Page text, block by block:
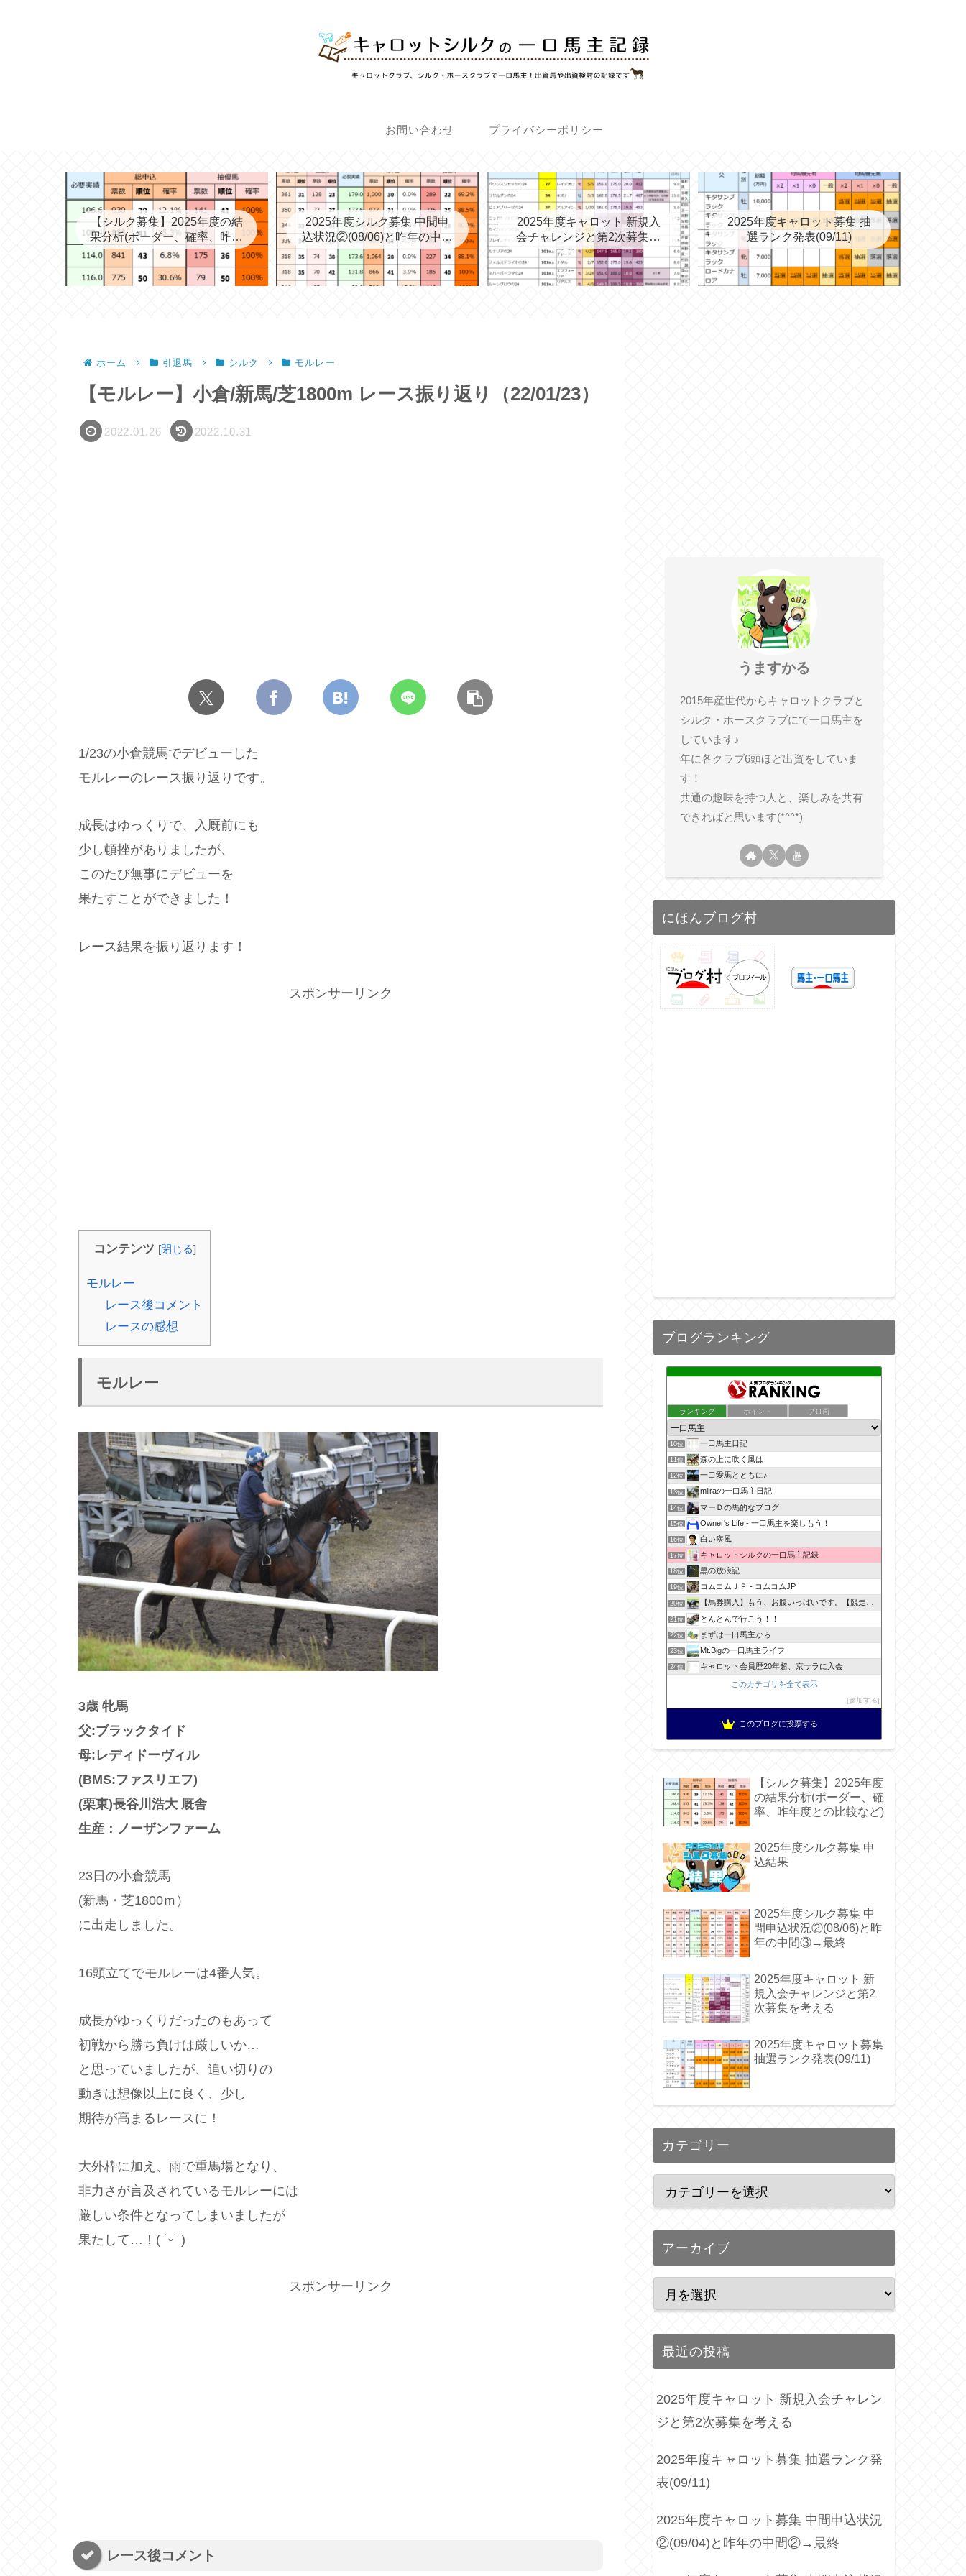
お問い合わせ プライバシーポリシー
【シルク募集】2025年度の結
果分析(ボーダー、確率、昨年
度との比較など)
2025年度シルク募集 中間申
込状況②(08/06)と昨年の中間
③→最終
2025年度キャロット 新規入
会チャレンジと第2次募集を
考える
2025年度キャロット募集 抽
選ランク発表(09/11)
ホーム 引退馬 シルク モルレー
【モルレー】小倉/新馬/芝1800m レース振り返り（22/01/23）
2022.01.26 2022.10.31
1/23の小倉競馬でデビューした
モルレーのレース振り返りです。
成長はゆっくりで、入厩前にも
少し頓挫がありましたが、
このたび無事にデビューを
果たすことができました！
レース結果を振り返ります！
スポンサーリンク
コンテンツ [閉じる]
モルレー
レース後コメント
レースの感想
モルレー
3歳 牝馬
父:ブラックタイド
母:レディドーヴィル
(BMS:ファスリエフ)
(栗東)長谷川浩大 厩舎
生産：ノーザンファーム
23日の小倉競馬
(新馬・芝1800ｍ）
に出走しました。
16頭立てでモルレーは4番人気。
成長がゆっくりだったのもあって
初戦から勝ち負けは厳しいか…
と思っていましたが、追い切りの
動きは想像以上に良く、少し
期待が高まるレースに！
大外枠に加え、雨で重馬場となり、
非力さが言及されているモルレーには
厳しい条件となってしまいましたが
果たして…！( ˙ᵕ​˙ )
スポンサーリンク
レース後コメント
うますかる
2015年産世代からキャロットクラブと
シルク・ホースクラブにて一口馬主を
しています♪
年に各クラブ6頭ほど出資をしていま
す！
共通の趣味を持つ人と、楽しみを共有
できればと思います(*^^*)
にほんブログ村
ブログランキング
ランキング ポイント ブロ画
10位 一口馬主日記
11位 森の上に吹く風は
12位 一口愛馬とともに♪
13位 miiraの一口馬主日記
14位 マーＤの馬的なブログ
15位 Owner's Life - 一口馬主を楽しもう！
16位 白い疾風
17位 キャロットシルクの一口馬主記録
18位 黒の放浪記
19位 コムコムＪＰ - コムコムJP
20位 【馬券購入】もう、お腹いっぱいです。【競走馬出資】
21位 とんとんで行こう！！
22位 まずは一口馬主から
23位 Mt.Bigの一口馬主ライフ
24位 キャロット会員歴20年超、京サラに入会
このカテゴリを全て表示
参加する
このブログに投票する
【シルク募集】2025年度
の結果分析(ボーダー、確
率、昨年度との比較など)
2025年度シルク募集 申
込結果
2025年度シルク募集 中
間申込状況②(08/06)と昨
年の中間③→最終
2025年度キャロット 新
規入会チャレンジと第2
次募集を考える
2025年度キャロット募集
抽選ランク発表(09/11)
カテゴリー
アーカイブ
最近の投稿
2025年度キャロット 新規入会チャレン
ジと第2次募集を考える
2025年度キャロット募集 抽選ランク発
表(09/11)
2025年度キャロット募集 中間申込状況
②(09/04)と昨年の中間②→最終